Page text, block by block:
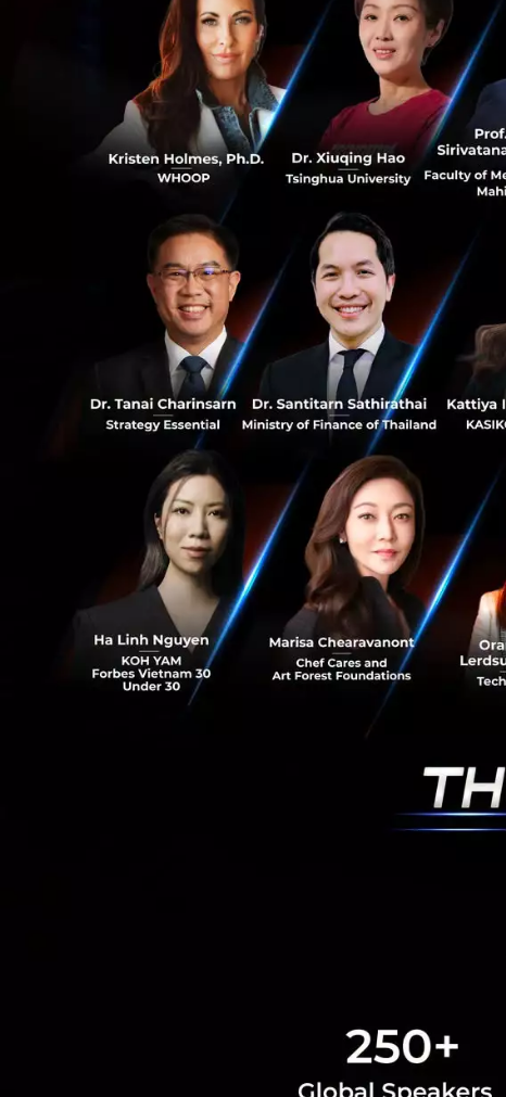
0
0
ประชาชนที่ต้องพึ่งพ
หน่วยงานบริการทั่ว
ที่สุดในการลดความเ
โดยมองว่าการตัดลด
มาตรการที่รุนแรงเกิ
ด้าน นโยบายนี้จึงส
รัฐบาลที่ต้องเผชิญกั
สัญญาณเตือนรัฐบา
วิกฤตการตัดลดบัตร
กำลังดำเนินการอยู่
ประสิทธิภาพการทำ
หน้าที่ของพนักงานรั
ความเชื่อมั่นให้กับป
ล้มเหลวในการให้บริ
ทางออกที่ยั่งยืนคือก
ค้นหาแนวทางในการ
และทรัพยากรที่จำเ
สูงสุด แต่เป็นการสร้
USA DOGE elon-